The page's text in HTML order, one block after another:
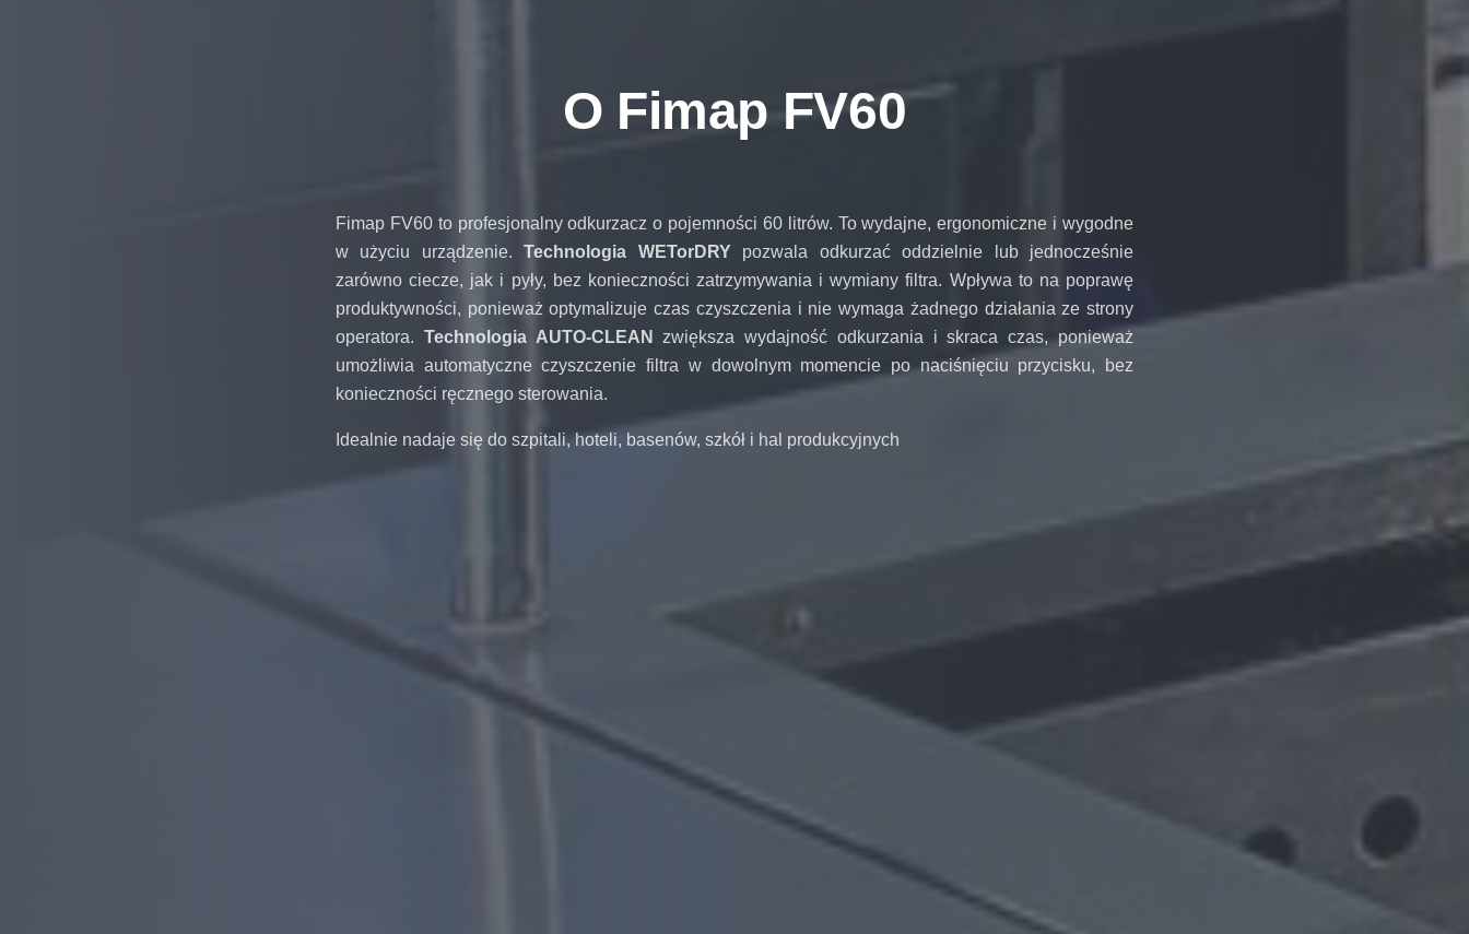
O Fimap FV60
Fimap FV60 to profesjonalny odkurzacz o pojemności 60 litrów. To wydajne, ergonomiczne i wygodne
w użyciu urządzenie.Technologia WETorDRYpozwala odkurzać oddzielnie lub jednocześnie
zarówno ciecze, jak i pyły, bez konieczności zatrzymywania i wymiany filtra. Wpływa to na poprawę
produktywności, ponieważ optymalizuje czas czyszczenia i nie wymaga żadnego działania ze strony
operatora. Technologia AUTO-CLEAN
zwiększa wydajność odkurzania i skraca czas, ponieważ
umożliwia automatyczne czyszczenie filtra w dowolnym momencie po naciśnięciu przycisku, bez
konieczności ręcznego sterowania.
Idealnie nadaje się do szpitali, hoteli, basenów, szkół i hal produkcyjnych